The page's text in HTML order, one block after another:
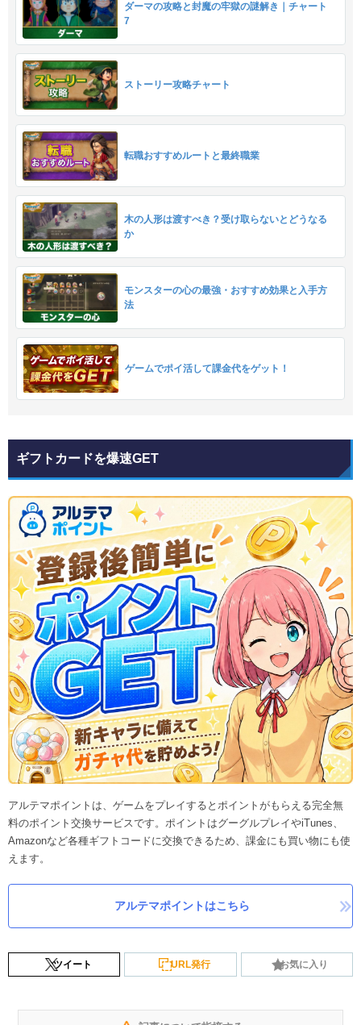
ダーマの攻略と封魔の牢獄の謎解き｜チャート
7
ストーリー攻略チャート
転職おすすめルートと最終職業
木の人形は渡すべき？受け取らないとどうなる
か
モンスターの心の最強・おすすめ効果と入手方
法
ゲームでポイ活して課金代をゲット！
ギフトカードを爆速GET
アルテマポイントは、ゲームをプレイするとポイントがもらえる完全無
料のポイント交換サービスです。ポイントはグーグルプレイやiTunes、
Amazonなど各種ギフトコードに交換できるため、課金にも買い物にも使
えます。
アルテマポイントはこちら
ツイート URL発行 お気に入り